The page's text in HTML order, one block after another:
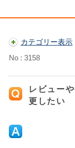
カテゴリー表示
No : 3158
レビュー
更したい